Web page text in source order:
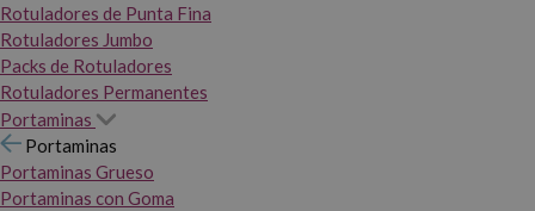
Rotuladores de Punta Fina
Rotuladores Jumbo
Packs de Rotuladores
Rotuladores Permanentes
Portaminas
Portaminas
Portaminas Grueso
Portaminas con Goma